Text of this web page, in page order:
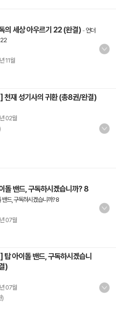
의 세상 아우르기 22 (완결) - 언더
22
11월
천재 성기사의 귀환 (총8권/완결)
02월
돌 밴드, 구독하시겠습니까? 8
밴드, 구독하시겠습니까? 8
07월
아이돌 밴드, 구독하시겠습니
)
07월
)